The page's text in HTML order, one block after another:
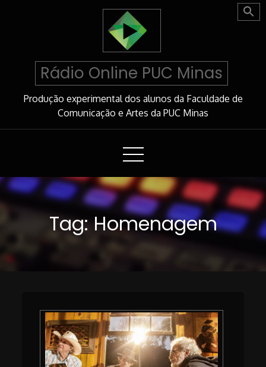
Rádio Online PUC Minas
Produção experimental dos alunos da Faculdade de
Comunicação e Artes da PUC Minas
Tag:Homenagem